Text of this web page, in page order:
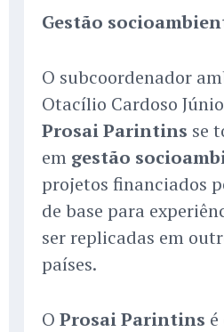
Gestão
O subcoordenador
Otacílio Cardoso
Prosai Parintins se
em gestão
projetos financiados
de base para
ser replicadas em
países.
O Prosai Parintins